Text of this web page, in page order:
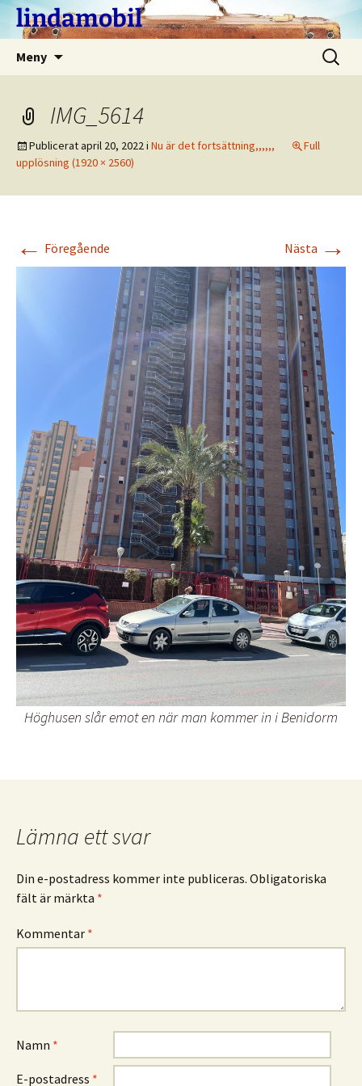
Hoppalindamobil
Meny
Sök
efter:
IMG_5614
Publiceratapril 20, 2022i Nu är det fortsättning,,,,,,
Full
upplösning (1920 × 2560)
← Föregående Nästa →
Höghusen slår emot en när man kommer in i Benidorm
Lämna ett svar
Din e-postadress kommer inte publiceras. Obligatoriska
fält är märkta *
Kommentar *
Namn *
E-postadress *